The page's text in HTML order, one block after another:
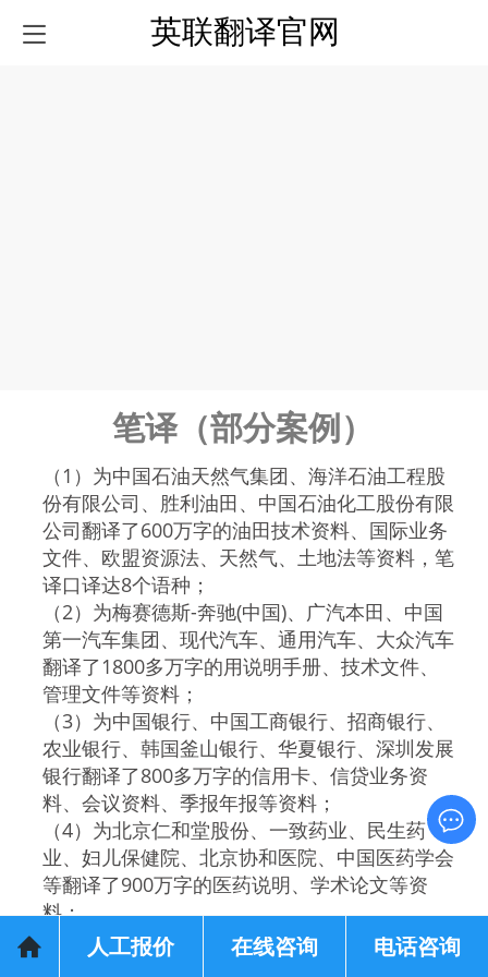
英联翻译官网
笔译（部分案例）
（1）为中国石油天然气集团、海洋石油工程股
份有限公司、胜利油田、中国石油化工股份有限
公司翻译了600万字的油田技术资料、国际业务
文件、欧盟资源法、天然气、土地法等资料，笔
译口译达8个语种；
（2）为梅赛德斯-奔驰(中国)、广汽本田、中国
第一汽车集团、现代汽车、通用汽车、大众汽车
翻译了1800多万字的用说明手册、技术文件、
管理文件等资料；
（3）为中国银行、中国工商银行、招商银行、
农业银行、韩国釜山银行、华夏银行、深圳发展
银行翻译了800多万字的信用卡、信贷业务资
料、会议资料、季报年报等资料；
（4）为北京仁和堂股份、一致药业、民生药
业、妇儿保健院、北京协和医院、中国医药学会
等翻译了900万字的医药说明、学术论文等资
料；
（5）为中国电信、中国网络集团、中国联通、
中国移动通信集团翻译了260万字的管理资料和
人工报价 在线咨询 电话咨询